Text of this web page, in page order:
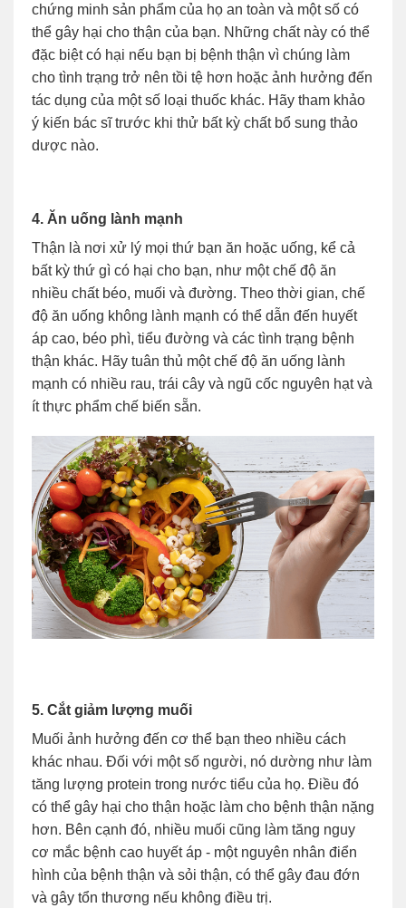
chứng minh sản phẩm của họ an toàn và một số có
thể gây hại cho thận của bạn. Những chất này có thể
đặc biệt có hại nếu bạn bị bệnh thận vì chúng làm
cho tình trạng trở nên tồi tệ hơn hoặc ảnh hưởng đến
tác dụng của một số loại thuốc khác. Hãy tham khảo
ý kiến bác sĩ trước khi thử bất kỳ chất bổ sung thảo
dược nào.
4. Ăn uống lành mạnh
Thận là nơi xử lý mọi thứ bạn ăn hoặc uống, kể cả
bất kỳ thứ gì có hại cho bạn, như một chế độ ăn
nhiều chất béo, muối và đường. Theo thời gian, chế
độ ăn uống không lành mạnh có thể dẫn đến huyết
áp cao, béo phì, tiểu đường và các tình trạng bệnh
thận khác. Hãy tuân thủ một chế độ ăn uống lành
mạnh có nhiều rau, trái cây và ngũ cốc nguyên hạt và
ít thực phẩm chế biến sẵn.
5. Cắt giảm lượng muối
Muối ảnh hưởng đến cơ thể bạn theo nhiều cách
khác nhau. Đối với một số người, nó dường như làm
tăng lượng protein trong nước tiểu của họ. Điều đó
có thể gây hại cho thận hoặc làm cho bệnh thận nặng
hơn. Bên cạnh đó, nhiều muối cũng làm tăng nguy
cơ mắc bệnh cao huyết áp - một nguyên nhân điển
hình của bệnh thận và sỏi thận, có thể gây đau đớn
và gây tổn thương nếu không điều trị.